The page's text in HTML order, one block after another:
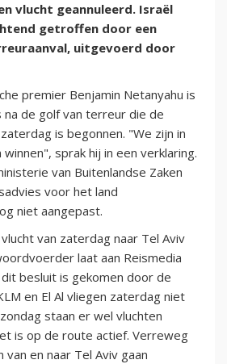
vlucht geannuleerd. Israël
getroffen door een
uitgevoerd door
premier Benjamin Netanyahu is
na de golf van terreur die de
is begonnen. "We zijn in
sprak hij in een verklaring.
van Buitenlandse Zaken
voor het land
niet aangepast.
van zaterdag naar Tel Aviv
laat aan Reismedia
besluit is gekomen door de
en El Al vliegen zaterdag niet
staan er wel vluchten
is op de route actief. Verreweg
en naar Tel Aviv gaan